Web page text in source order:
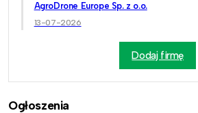
AgroDrone Europe Sp. z o.o.
13-07-2026
Dodaj firmę
Ogłoszenia